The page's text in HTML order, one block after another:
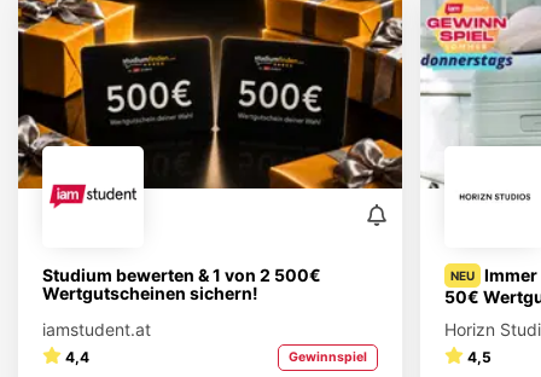
Studium bewerten & 1 von 2 500€
Wertgutscheinen sichern!
iamstudent.at
4,4 Gewinnspiel
NEU
50€
Horizn
4,5